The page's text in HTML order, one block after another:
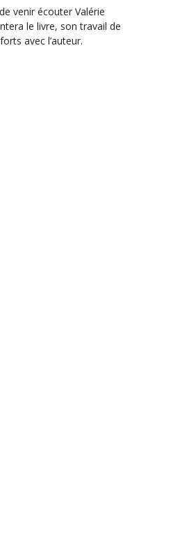
venir écouter Valérie
le livre, son travail de
avec l’auteur.